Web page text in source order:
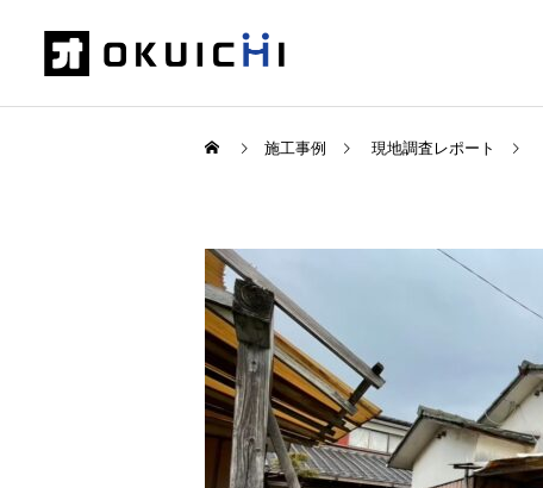
施工事例 現地調査レポート